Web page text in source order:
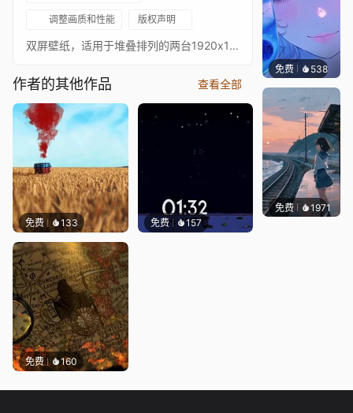
调整画质和性能 版权声明
双屏壁纸，适用于堆叠排列的两台1920x1080显示器（上下排列）** 应 TYPHUN 要求制作 ** - 功能 - — 两种音频可视化效果及多种音频响应元素 — 可更改背景颜色 — 可在底部配置您的名字和表情符号 — 可启用/禁用时钟并更改颜色 — 默认启用视差效果（可关闭） — 火焰、镰刀、鸟类可关闭 祝您使用愉快！[www.paypal.com] [discord.gg]
作者的其他作品 查看全部
免费 133 免费 157
免费 160
免费 538辰东
免费 1971辰东